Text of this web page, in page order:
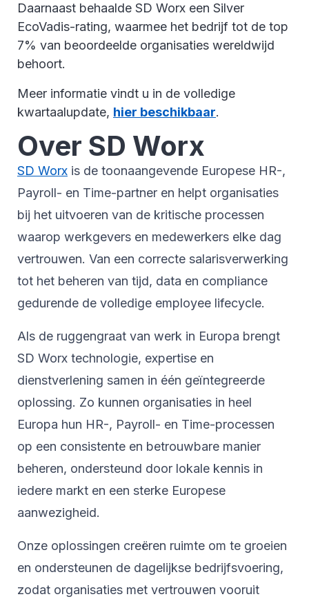
Daarnaast behaalde SD Worx een Silver
EcoVadis-rating, waarmee het bedrijf tot de top
7% van beoordeelde organisaties wereldwijd
behoort.
Meer informatie vindt u in de volledige
kwartaalupdate, hier beschikbaar.
Over SD Worx
SD Worx is de toonaangevende Europese HR-,
Payroll- en Time-partner en helpt organisaties
bij het uitvoeren van de kritische processen
waarop werkgevers en medewerkers elke dag
vertrouwen. Van een correcte salarisverwerking
tot het beheren van tijd, data en compliance
gedurende de volledige employee lifecycle.
Als de ruggengraat van werk in Europa brengt
SD Worx technologie, expertise en
dienstverlening samen in één geïntegreerde
oplossing. Zo kunnen organisaties in heel
Europa hun HR-, Payroll- en Time-processen
op een consistente en betrouwbare manier
beheren, ondersteund door lokale kennis in
iedere markt en een sterke Europese
aanwezigheid.
Onze oplossingen creëren ruimte om te groeien
en ondersteunen de dagelijkse bedrijfsvoering,
zodat organisaties met vertrouwen vooruit